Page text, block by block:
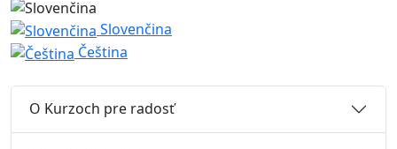
Slovenčina
Čeština
O Kurzoch pre radosť